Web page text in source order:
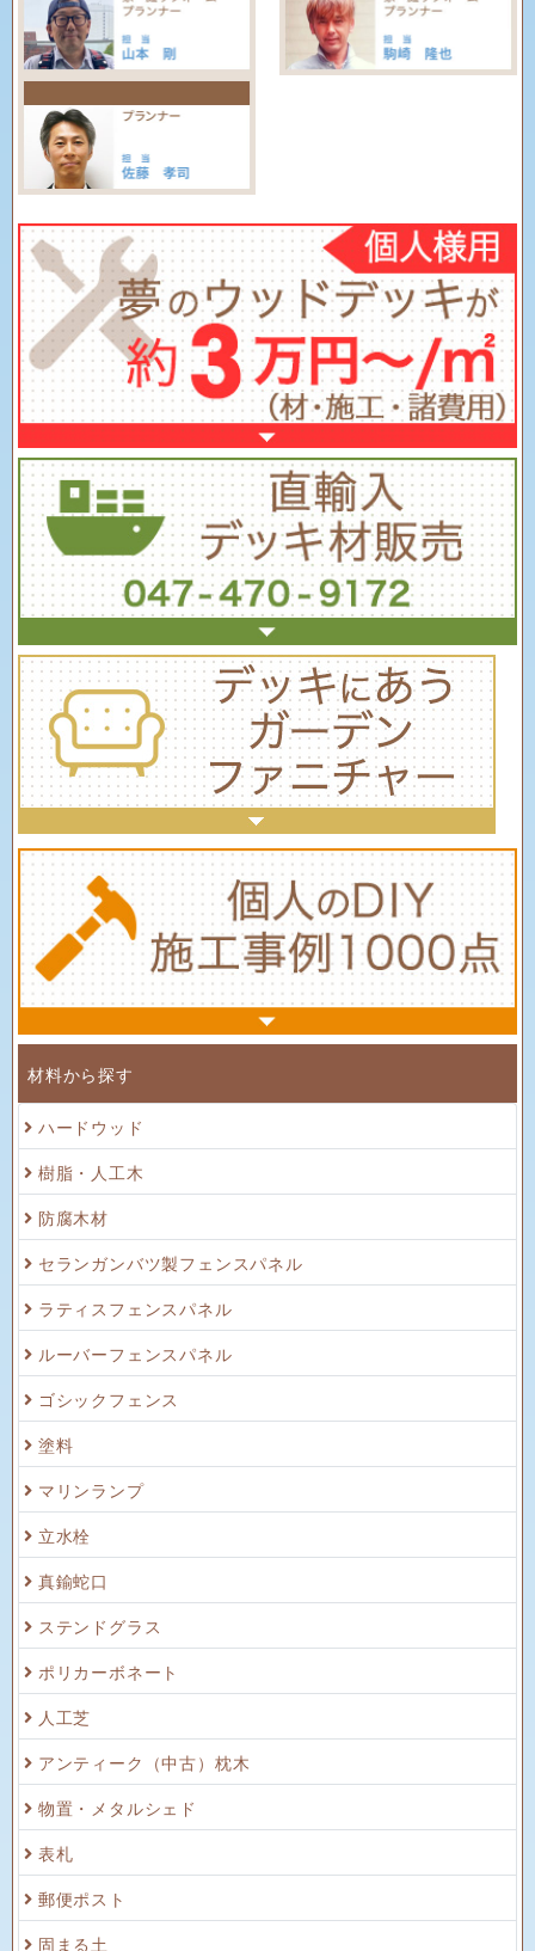
材料から探す
ハードウッド
樹脂・人工木
防腐木材
セランガンバツ製フェンスパネル
ラティスフェンスパネル
ルーバーフェンスパネル
ゴシックフェンス
塗料
マリンランプ
立水栓
真鍮蛇口
ステンドグラス
ポリカーボネート
人工芝
アンティーク（中古）枕木
物置・メタルシェド
表札
郵便ポスト
固まる土